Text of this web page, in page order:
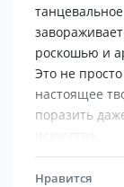
роскошью и
Это не
настоящее
поразить
Нравится